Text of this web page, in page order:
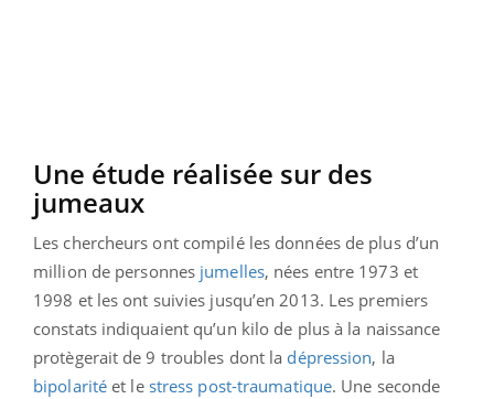
Une étude réalisée sur des
jumeaux
Les chercheurs ont compilé les données de plus d’un
million de personnes jumelles, nées entre 1973 et
1998 et les ont suivies jusqu’en 2013. Les premiers
constats indiquaient qu’un kilo de plus à la naissance
protègerait de 9 troubles dont la dépression, la
bipolarité et le stress post-traumatique. Une seconde